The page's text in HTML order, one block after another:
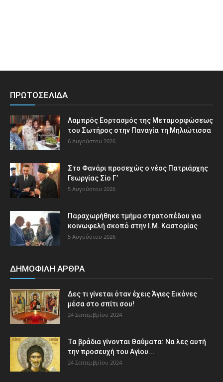
ΠΡΩΤΟΣΕΛΙΔΑ
Λαμπρός Εορτασμός της Μεταμορφώσεως
του Σωτήρος στην Παναγία τη Μηλιώτισσα
6 Αυγούστου 2026
Στο Φανάρι προσεχώς ο νέος Πατριάρχης
Γεωργίας Σίο Γ’
5 Αυγούστου 2026
Παραχωρήθηκε τμήμα στρατοπέδου για
κοινωφελή σκοπό στην Ι.Μ. Καστορίας
5 Αυγούστου 2026
ΔΗΜΟΦΙΛΗ ΑΡΘΡΑ
Δες τι γίνεται όταν έχεις Άγιες Εικόνες
μέσα στο σπίτι σου!
24 Σεπτεμβρίου 2024
Τα βράδια γίνονται Θαύματα: Να λες αυτή
την προσευχή του Αγίου...
24 Σεπτεμβρίου 2024